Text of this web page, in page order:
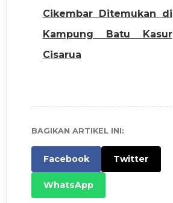
Cikembar Ditemukan di
Kampung Batu Kasur
Cisarua
BAGIKAN ARTIKEL INI:
Facebook Twitter
WhatsApp